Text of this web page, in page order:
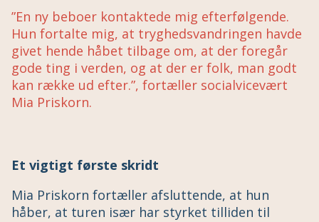
”En ny beboer kontaktede mig efterfølgende.
Hun fortalte mig, at tryghedsvandringen havde
givet hende håbet tilbage om, at der foregår
gode ting i verden, og at der er folk, man godt
kan række ud efter.”, fortæller socialvicevært
Mia Priskorn.
Et vigtigt første skridt
Mia Priskorn fortæller afsluttende, at hun
håber, at turen især har styrket tilliden til